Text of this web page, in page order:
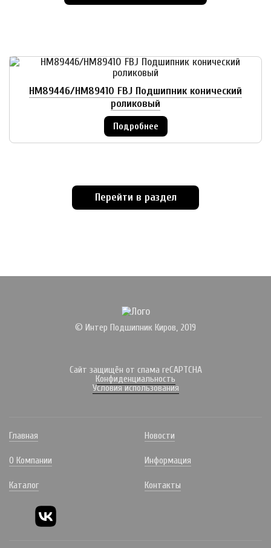
HM89446/HM89410 FBJ Подшипник конический
роликовый
Подробнее
Перейти в раздел
© Интер Подшипник Киров, 2019
Сайт защищён от спама reCAPTCHA
Конфиденциальность
Условия использования
Главная
О Компании
Каталог
Новости
Информация
Контакты